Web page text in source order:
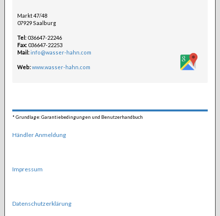
Markt 47/48
07929 Saalburg
Tel:036647-22246
Fax:036647-22253
Mail:info@wasser-hahn.com
Web:www.wasser-hahn.com
* Grundlage: Garantiebedingungen und Benutzerhandbuch
Händler Anmeldung
Impressum
Datenschutzerklärung